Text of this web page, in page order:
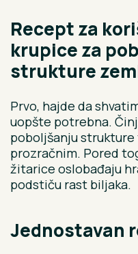
Recept za
krupice za
strukture
Prvo, hajde da
uopšte potrebna.
poboljšanju strukture
prozračnim. Pored
žitarice oslobađaju
podstiču rast biljaka.
Jednostavan